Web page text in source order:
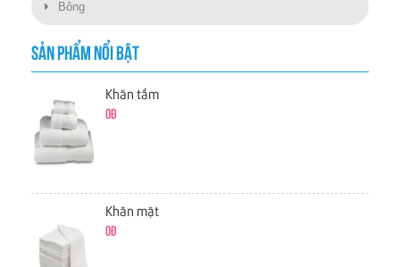
Bông
SẢN PHẨM NỔI BẬT
Khăn tắm
0đ
Khăn mặt
0đ